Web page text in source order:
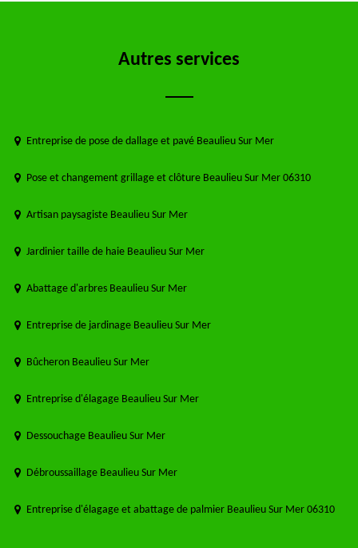
Autres services
Entreprise de pose de dallage et pavé Beaulieu Sur Mer
Pose et changement grillage et clôture Beaulieu Sur Mer 06310
Artisan paysagiste Beaulieu Sur Mer
Jardinier taille de haie Beaulieu Sur Mer
Abattage d'arbres Beaulieu Sur Mer
Entreprise de jardinage Beaulieu Sur Mer
Bûcheron Beaulieu Sur Mer
Entreprise d'élagage Beaulieu Sur Mer
Dessouchage Beaulieu Sur Mer
Débroussaillage Beaulieu Sur Mer
Entreprise d'élagage et abattage de palmier Beaulieu Sur Mer 06310